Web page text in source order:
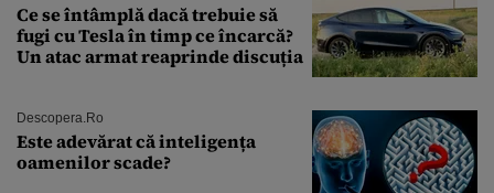
Ce se întâmplă dacă trebuie să
fugi cu Tesla în timp ce încarcă?
Un atac armat reaprinde discuția
Descopera.ro
Este adevărat că inteligența
oamenilor scade?